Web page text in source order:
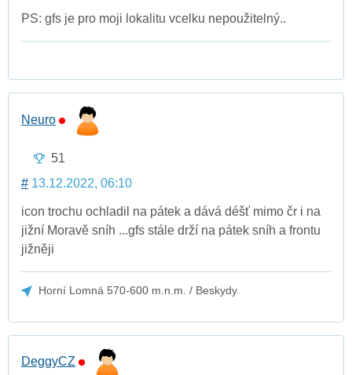
PS: gfs je pro moji lokalitu vcelku nepoužitelný..
Neuro
51
# 13.12.2022, 06:10
icon trochu ochladil na pátek a dává déšť mimo čr i na
jižní Moravě sníh ...gfs stále drží na pátek sníh a frontu
jižněji
Horní Lomná 570-600 m.n.m. / Beskydy
DeggyCZ